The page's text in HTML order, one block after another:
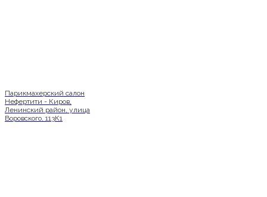
Парикмахерский салон
Нефертити - Киров,
Ленинский район, улица
Воровского, 113К1